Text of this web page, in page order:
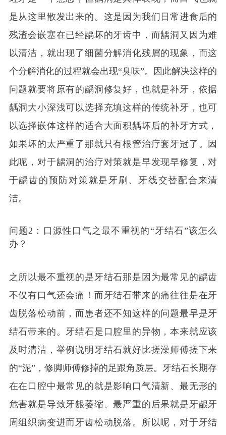
是从这里散发出来的。这是因为我们日常进食后的
残渣会嵌塞在已经龋坏的牙齿中，而龋洞又因为难
以清洁，就出现了细菌分解消化残屑的现象，而这
个分解消化的过程就会出现“臭味”。因此解决这样的
问题就要将原有的龋洞修复好，也就是补牙，依据
龋洞大小深浅可以选择充填这样的传统补牙，也可
以选择嵌体这样的适合大面积龋坏后的补牙方式，
如果坏的太严重了那就只有根管治疗套牙冠了。因
此呢，对于龋洞的治疗对策就是早发现早修复，对
于龋齿的预防对策就是牙刷、牙线交替配合来清
洁。
问题2：口源性口气之最不重视的“牙结石”该怎么
办？
之所以最不重视的是牙结石那是因为最常见的龋齿
不仅有口气还会痛！而牙结石带来的痛往往是在牙
齿脱落松动前，而患者还不知这样的问题最早是牙
结石带来的。牙结石是口腔里的异物，本来就应该
及时清洁，举例说明牙结石就好比搓澡师傅搓下来
的“泥”，修脚师傅修掉的足跟角质层。牙结石长期存
在在口腔中最常见的就是影响口气清新、最无形的
危害就是导致牙龈萎缩、最严重的后果就是牙龈牙
周组织病变进而牙齿松动脱落。所以呢，对于牙结